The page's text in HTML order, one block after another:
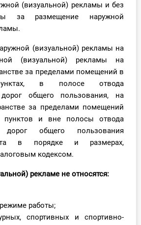
(визуальной) рекламы и без
за размещение наружной
(визуальной) рекламы на
(визуальной) рекламы на
за пределами помещений в
в полосе отвода
общего пользования, на
за пределами помещений
пунктов и вне полосы отвода
дорог общего пользования
в порядке и размерах,
кодексом.
рекламе не относятся:
работы;
спортивных и спортивно-